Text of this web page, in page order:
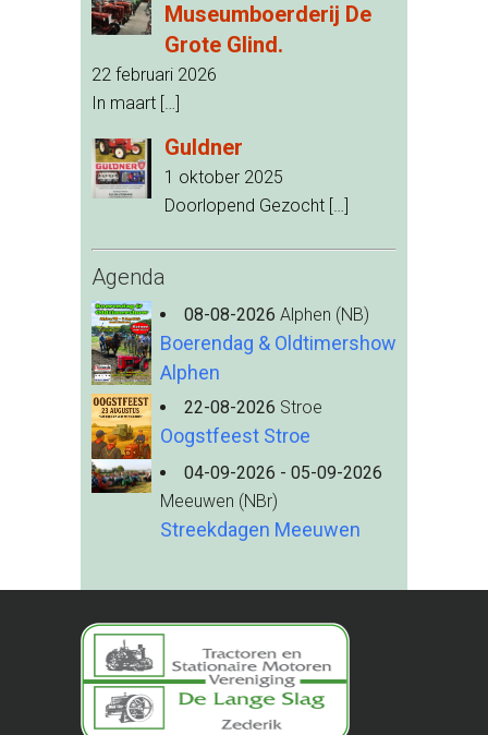
Museumboerderij De
Grote Glind.
22 februari 2026
In maart […]
Guldner
1 oktober 2025
Doorlopend Gezocht […]
Agenda
08-08-2026 Alphen (NB)
Boerendag & Oldtimershow
Alphen
22-08-2026 Stroe
Oogstfeest Stroe
04-09-2026 - 05-09-2026
Meeuwen (NBr)
Streekdagen Meeuwen